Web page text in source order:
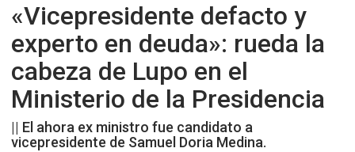
«Vicepresidente defacto y
experto en deuda»: rueda la
cabeza de Lupo en el
Ministerio de la Presidencia
|| El ahora ex ministro fue candidato a
vicepresidente de Samuel Doria Medina.